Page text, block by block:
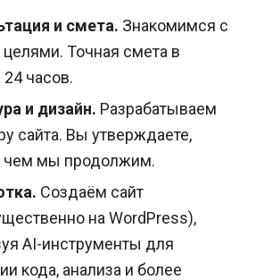
и смета. Знакомимся с
Точная смета в
часов.
и дизайн. Разрабатываем
сайта. Вы утверждаете,
чем мы продолжим.
Создаём сайт
на WordPress),
AI-инструменты для
кода, анализа и более